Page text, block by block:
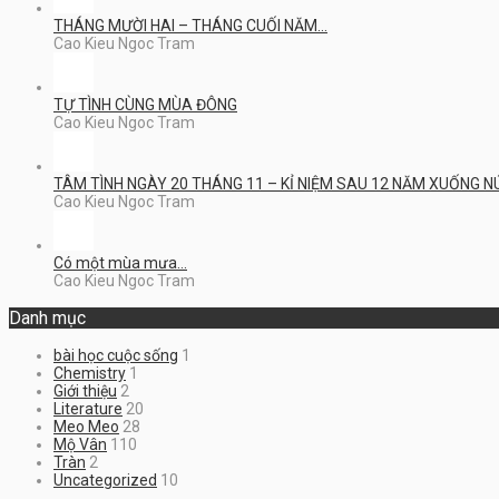
THÁNG MƯỜI HAI – THÁNG CUỐI NĂM…
Cao Kieu Ngoc Tram
TỰ TÌNH CÙNG MÙA ĐÔNG
Cao Kieu Ngoc Tram
TÂM TÌNH NGÀY 20 THÁNG 11 – KỈ NIỆM SAU 12 NĂM XUỐNG
Cao Kieu Ngoc Tram
Có một mùa mưa…
Cao Kieu Ngoc Tram
Danh mục
bài học cuộc sống 1
Chemistry 1
Giới thiệu 2
Literature 20
Meo Meo 28
Mộ Vân 110
Tràn 2
Uncategorized 10